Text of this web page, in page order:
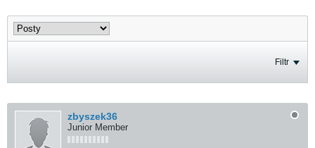
Filtr
zbyszek36
Junior Member